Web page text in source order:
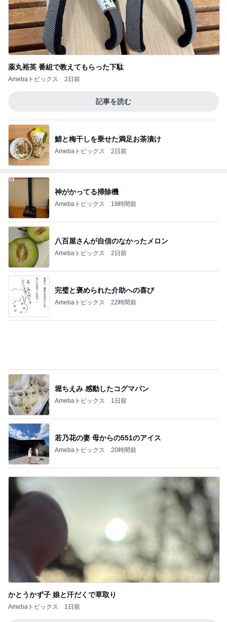
薬丸裕英 番組で教えてもらった下駄
Amebaトピックス 2日前
記事を読む
鯖と梅干しを乗せた満足お茶漬け
Amebaトピックス 2日前
神がかってる掃除機
Amebaトピックス 18時間前
八百屋さんが自信のなかったメロン
Amebaトピックス 2日前
完璧と褒められた介助への喜び
Amebaトピックス 22時間前
若乃花の妻 母からの551のアイス
Amebaトピックス 20時間前
かとうかず子 娘と汗だくで草取り
Amebaトピックス 1日前
記事を読む